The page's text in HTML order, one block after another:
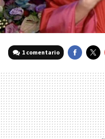
1 comentario